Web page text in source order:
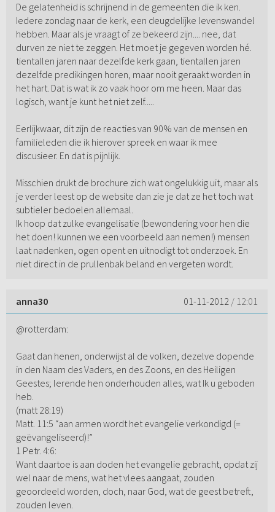
De gelatenheid is schrijnend in de gemeenten die ik ken.
Iedere zondag naar de kerk, een deugdelijke levenswandel
hebben. Maar als je vraagt of ze bekeerd zijn.... nee, dat
durven ze niet te zeggen. Het moet je gegeven worden hé.
tientallen jaren naar dezelfde kerk gaan, tientallen jaren
dezelfde predikingen horen, maar nooit geraakt worden in
het hart. Dat is wat ik zo vaak hoor om me heen. Maar das
logisch, want je kunt het niet zelf.....
Eerlijkwaar, dit zijn de reacties van 90% van de mensen en
familieleden die ik hierover spreek en waar ik mee
discusieer. En dat is pijnlijk.
Misschien drukt de brochure zich wat ongelukkig uit, maar als
je verder leest op de website dan zie je dat ze het toch wat
subtieler bedoelen allemaal.
Ik hoop dat zulke evangelisatie (bewondering voor hen die
het doen! kunnen we een voorbeeld aan nemen!) mensen
laat nadenken, ogen opent en uitnodigt tot onderzoek. En
niet direct in de prullenbak beland en vergeten wordt.
anna30 01-11-2012 / 12:01
@rotterdam:
Gaat dan henen, onderwijst al de volken, dezelve dopende
in den Naam des Vaders, en des Zoons, en des Heiligen
Geestes; lerende hen onderhouden alles, wat Ik u geboden
heb.
(matt 28:19)
Matt. 11:5 “aan armen wordt het evangelie verkondigd (=
geëvangeliseerd)!”
1 Petr. 4:6:
Want daartoe is aan doden het evangelie gebracht, opdat zij
wel naar de mens, wat het vlees aangaat, zouden
geoordeeld worden, doch, naar God, wat de geest betreft,
zouden leven.